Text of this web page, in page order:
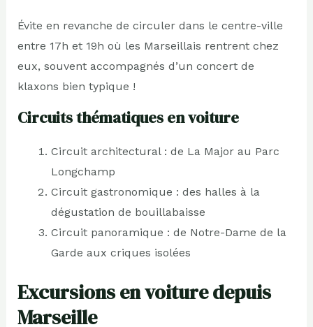
Évite en revanche de circuler dans le centre-ville
entre 17h et 19h où les Marseillais rentrent chez
eux, souvent accompagnés d’un concert de
klaxons bien typique !
Circuits thématiques en voiture
Circuit architectural : de La Major au Parc
Longchamp
Circuit gastronomique : des halles à la
dégustation de bouillabaisse
Circuit panoramique : de Notre-Dame de la
Garde aux criques isolées
Excursions en voiture depuis
Marseille